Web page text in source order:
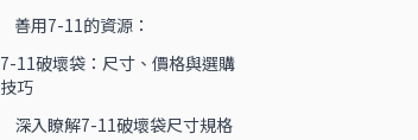
善用7-11的資源：
7-11破壞袋：尺寸、價格與選購
技巧
深入瞭解7-11破壞袋尺寸規格